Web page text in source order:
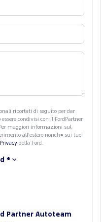
riportati di seguito per dar
condivisi con il FordPartner
all'estero nonch� sui tuoi
della Ford.
*
Partner Autoteam